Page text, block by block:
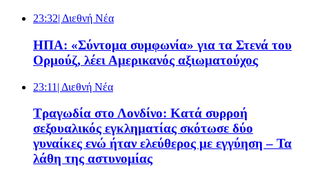
23:32| Διεθνή Νέα
ΗΠΑ: «Σύντομα συμφωνία» για τα Στενά του
Ορμούζ, λέει Αμερικανός αξιωματούχος
23:11 | Διεθνή Νέα
Τραγωδία στο Λονδίνο: Κατά συρροή
σεξουαλικός εγκληματίας σκότωσε δύο
γυναίκες ενώ ήταν ελεύθερος με εγγύηση – Τα
λάθη της αστυνομίας